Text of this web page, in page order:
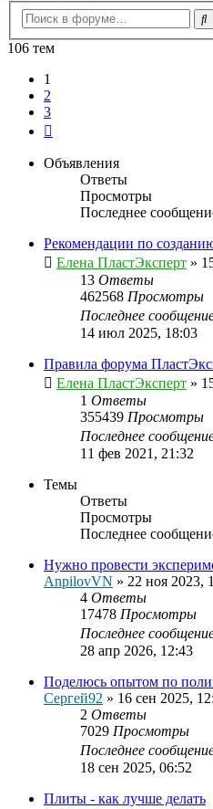
106 тем
1
2
3
Объявления
Ответы
Просмотры
Последнее
Рекомендации по
Елена ПластЭксперт »
13 Ответы
462568 Просмотры
Последнее
14 июл 2025, 18:03
Правила форума
Елена ПластЭксперт »
1 Ответы
355439 Просмотры
Последнее
11 фев 2021, 21:32
Темы
Ответы
Просмотры
Последнее
Нужно провести
AnpilovVN » 22 ноя 2023,
4 Ответы
17478 Просмотры
Последнее
28 апр 2026, 12:43
Поделюсь опытом по
Сергей92 » 16 сен 2025,
2 Ответы
7029 Просмотры
Последнее
18 сен 2025, 06:52
Плиты - как лучше делать